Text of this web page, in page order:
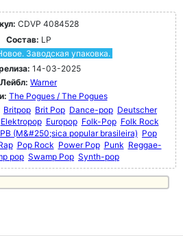
CDVP 4084528
Состав: LP
Заводская упаковка.
14-03-2025
Лейбл: Warner
The Pogues / The Pogues
Britpop Brit Pop Dance-pop Deutscher
Elektropop Europop Folk-Pop Folk Rock
(M&#250;sica popular brasileira) Pop
Pop Rock Power Pop Punk Reggae-
pop Swamp Pop Synth-pop